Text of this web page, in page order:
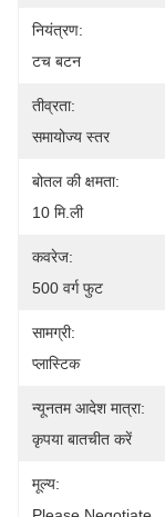
नियंत्रण:
टच बटन
तीव्रता:
समायोज्य स्तर
बोतल की क्षमता:
10 मि.ली
कवरेज:
500 वर्ग फुट
सामग्री:
प्लास्टिक
न्यूनतम आदेश मात्रा:
कृपया बातचीत करें
मूल्य: